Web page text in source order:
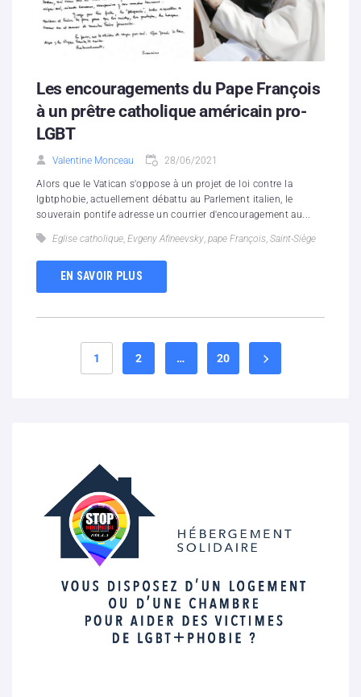
Les encouragements du Pape François
à un prêtre catholique américain pro-
LGBT
Valentine Monceau 28/06/2021
Alors que le Vatican s'oppose à un projet de loi contre la
lgbtphobie, actuellement débattu au Parlement italien, le
souverain pontife adresse un courrier d'encouragement au...
Eglise catholique Evgeny Afineevsky pape François Saint-Siège
EN SAVOIR PLUS
1 2 … 20